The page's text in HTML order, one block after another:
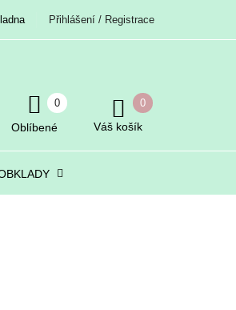
Přihlášení / Registrace
0
Váš košík
0
Oblíbené